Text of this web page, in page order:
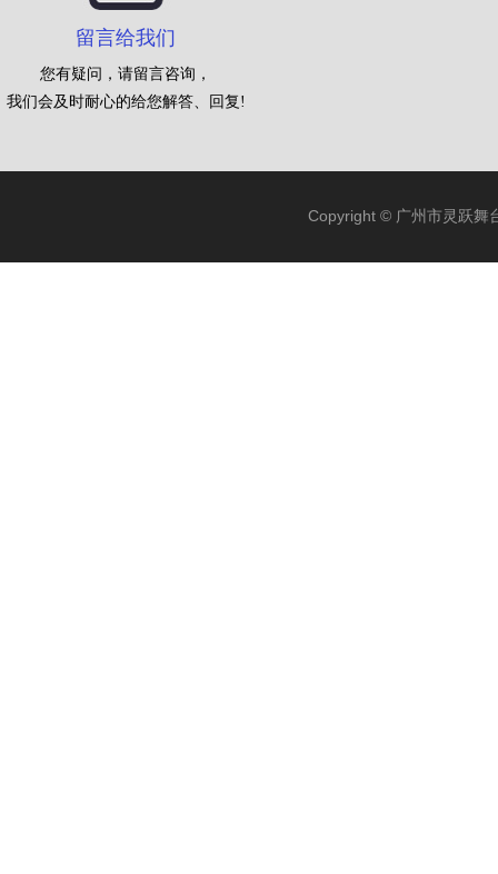
留言给我们
您有疑问，请留言咨询，
我们会及时耐心的给您解答、回复!
Copyright © 广州市灵跃